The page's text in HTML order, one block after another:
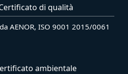
di qualità
AENOR, ISO 9001 2015/0061
ambientale